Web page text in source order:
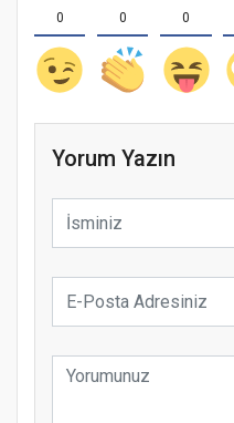
0 0 0
Yorum Yazın